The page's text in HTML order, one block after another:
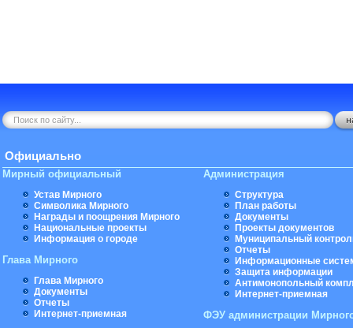
Официально
Мирный официальный
Устав Мирного
Символика Мирного
Награды и поощрения Мирного
Национальные проекты
Информация о городе
Глава Мирного
Глава Мирного
Документы
Отчеты
Интернет-приемная
Администрация
Структура
План работы
Документы
Проекты документов
Муниципальный
Отчеты
Информационные
Защита информации
Антимонопольный
Интернет-приемная
ФЭУ администрации